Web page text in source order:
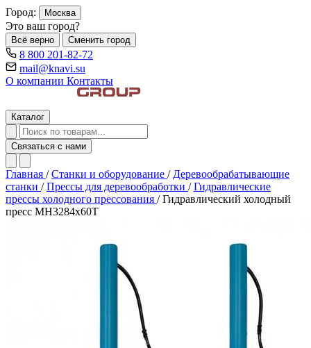
Город: Москва
Это ваш город?
Всё верно Сменить город
8 800 201-82-72
mail@knavi.su
О компании Контакты
Каталог
Связаться с нами
Главная / Станки и оборудование / Деревообрабатывающие
станки / Прессы для деревообработки / Гидравлические
прессы холодного прессования / Гидравлический холодный
пресс MH3284x60T